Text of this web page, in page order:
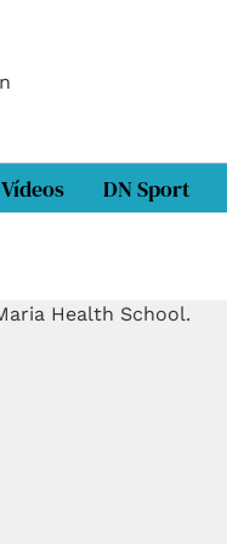
Vídeos DN Sport